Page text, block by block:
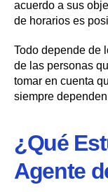
acuerdo a sus
de horarios es
Todo depende de
de las personas
tomar en cuenta
siempre
¿Qué
Agente